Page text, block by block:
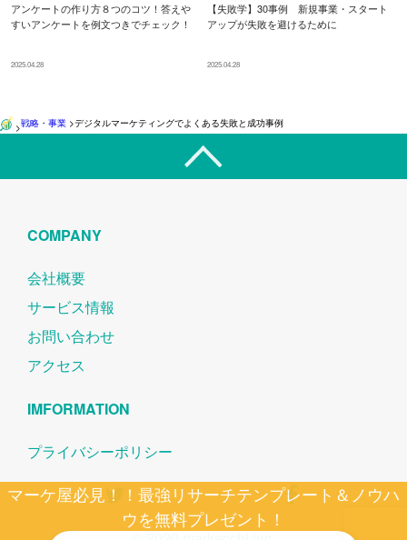
アンケートの作り方８つのコツ！答えや
すいアンケートを例文つきでチェック！
2025.04.28
【失敗学】30事例 新規事業・スタート
アップが失敗を避けるために
2025.04.28
>戦略・事業>デジタルマーケティングでよくある失敗と成功事例
マーケ屋必見！！最強リサーチテンプレート＆ノウハ
ウを無料プレゼント！
COMPANY
会社概要
サービス情報
お問い合わせ
アクセス
IMFORMATION
プライバシーポリシー